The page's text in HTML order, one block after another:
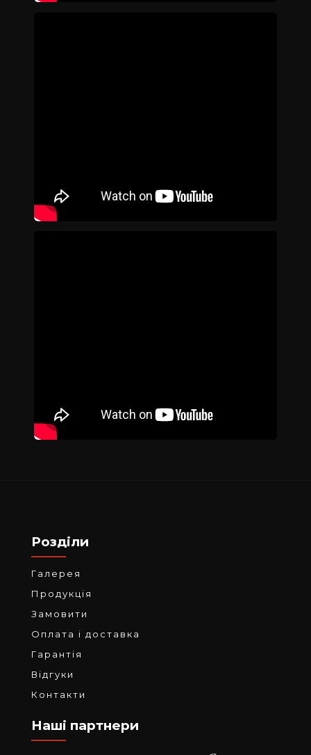
Розділи
Галерея
Продукція
Замовити
Оплата і доставка
Гарантія
Відгуки
Контакти
Наші партнери